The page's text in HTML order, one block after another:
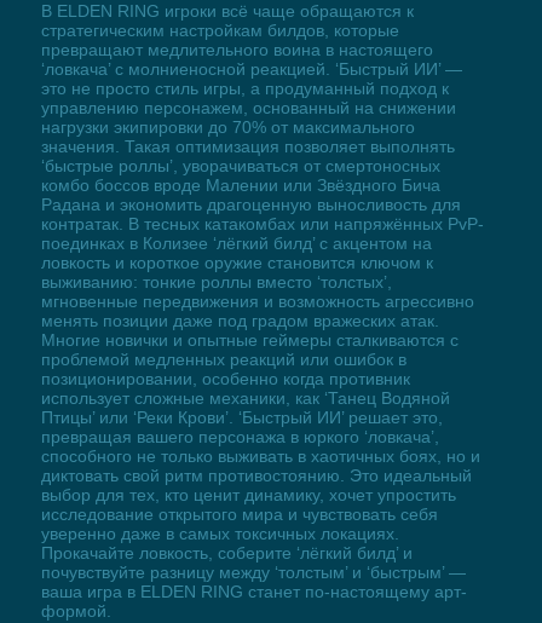
В ELDEN RING игроки всё чаще обращаются к
стратегическим настройкам билдов, которые
превращают медлительного воина в настоящего
‘ловкача’ с молниеносной реакцией. ‘Быстрый ИИ’ —
это не просто стиль игры, а продуманный подход к
управлению персонажем, основанный на снижении
нагрузки экипировки до 70% от максимального
значения. Такая оптимизация позволяет выполнять
‘быстрые роллы’, уворачиваться от смертоносных
комбо боссов вроде Малении или Звёздного Бича
Радана и экономить драгоценную выносливость для
контратак. В тесных катакомбах или напряжённых PvP-
поединках в Колизее ‘лёгкий билд’ с акцентом на
ловкость и короткое оружие становится ключом к
выживанию: тонкие роллы вместо ‘толстых’,
мгновенные передвижения и возможность агрессивно
менять позиции даже под градом вражеских атак.
Многие новички и опытные геймеры сталкиваются с
проблемой медленных реакций или ошибок в
позиционировании, особенно когда противник
использует сложные механики, как ‘Танец Водяной
Птицы’ или ‘Реки Крови’. ‘Быстрый ИИ’ решает это,
превращая вашего персонажа в юркого ‘ловкача’,
способного не только выживать в хаотичных боях, но и
диктовать свой ритм противостоянию. Это идеальный
выбор для тех, кто ценит динамику, хочет упростить
исследование открытого мира и чувствовать себя
уверенно даже в самых токсичных локациях.
Прокачайте ловкость, соберите ‘лёгкий билд’ и
почувствуйте разницу между ‘толстым’ и ‘быстрым’ —
ваша игра в ELDEN RING станет по-настоящему арт-
формой.